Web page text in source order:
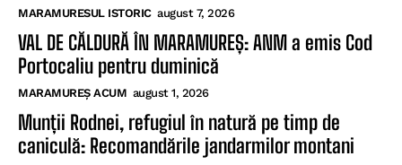
MARAMURESUL ISTORIC august 7, 2026
VAL DE CĂLDURĂ ÎN MARAMUREȘ: ANM a emis Cod
Portocaliu pentru duminică
MARAMUREȘ ACUM august 1, 2026
Munții Rodnei, refugiul în natură pe timp de
caniculă: Recomandările jandarmilor montani